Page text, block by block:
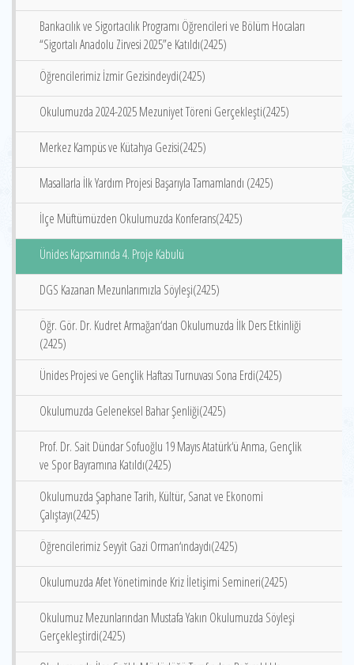
Bankacılık ve Sigortacılık Programı Öğrencileri ve Bölüm Hocaları
“Sigortalı Anadolu Zirvesi 2025”e Katıldı(2425)
Öğrencilerimiz İzmir Gezisindeydi(2425)
Okulumuzda 2024-2025 Mezuniyet Töreni Gerçekleşti(2425)
Merkez Kampüs ve Kütahya Gezisi(2425)
Masallarla İlk Yardım Projesi Başarıyla Tamamlandı (2425)
İlçe Müftümüzden Okulumuzda Konferans(2425)
Ünides Kapsamında 4. Proje Kabulü
DGS Kazanan Mezunlarımızla Söyleşi(2425)
Öğr. Gör. Dr. Kudret Armağan‘dan Okulumuzda İlk Ders Etkinliği
(2425)
Ünides Projesi ve Gençlik Haftası Turnuvası Sona Erdi(2425)
Okulumuzda Geleneksel Bahar Şenliği(2425)
Prof. Dr. Sait Dündar Sofuoğlu 19 Mayıs Atatürk‘ü Anma, Gençlik
ve Spor Bayramına Katıldı(2425)
Okulumuzda Şaphane Tarih, Kültür, Sanat ve Ekonomi
Çalıştayı(2425)
Öğrencilerimiz Seyyit Gazi Orman‘ındaydı(2425)
Okulumuzda Afet Yönetiminde Kriz İletişimi Semineri(2425)
Okulumuz Mezunlarından Mustafa Yakın Okulumuzda Söyleşi
Gerçekleştirdi(2425)